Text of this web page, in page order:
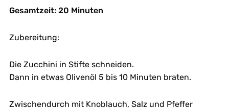
Gesamtzeit: 20 Minuten
Zubereitung:
Die Zucchini in Stifte schneiden.
Dann in etwas Olivenöl 5 bis 10 Minuten braten.
Zwischendurch mit Knoblauch, Salz und Pfeffer